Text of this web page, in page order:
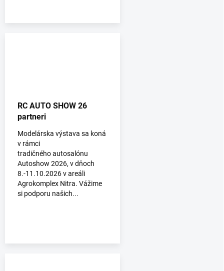
RC AUTO SHOW 26
partneri
Modelárska výstava sa koná
v rámci
tradičného autosalónu
Autoshow 2026, v dňoch
8.-11.10.2026 v areáli
Agrokomplex Nitra. Vážime
si podporu našich...